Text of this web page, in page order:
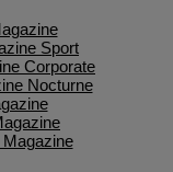
sous les